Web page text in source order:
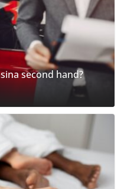
second hand?